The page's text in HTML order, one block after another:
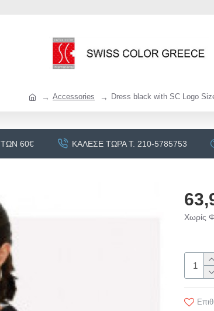
Accessories Dress black with SC Logo
60€ ΚΆΛΕΣΕ ΤΏΡΑ Τ. 210-5785753
Χωρίς